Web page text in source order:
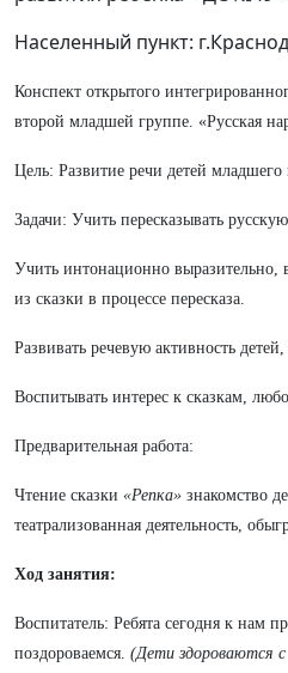
Населенный пункт:
Конспект открытого
второй младшей группе. «Русская
Цель: Развитие речи детей младшего
Задачи: Учить пересказывать
Учить интонационно выразительно,
из сказки в процессе пересказа.
Развивать речевую активность
Воспитывать интерес к сказкам,
Предварительная работа:
Чтение сказки «Репка» знакомство
театрализованная деятельность,
Ход занятия:
Воспитатель: Ребята сегодня к нам
поздороваемся. (Дети здороваются